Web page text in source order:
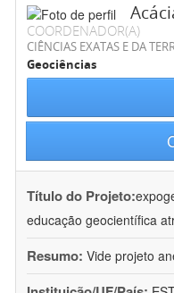
COORDENADOR(A)
CIÊNCIAS EXATAS E DA
Geociências
Título do Projeto:
educação geocientífica
Resumo: Vide projeto